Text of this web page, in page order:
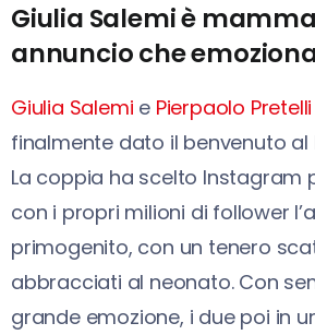
Giulia Salemi è
annuncio che
Giulia Salemi e Pierpaolo Pretelli
finalmente dato il benvenuto al
La coppia ha scelto Instagram
con i propri milioni di follower
primogenito, con un tenero
abbracciati al neonato. Con
grande emozione, i due poi in